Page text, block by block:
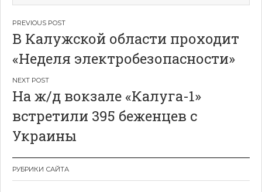
Навигация
по
записям
В Калужской области проходит
«Неделя электробезопасности»
На ж/д вокзале «Калуга-1»
встретили 395 беженцев с
Украины
РУБРИКИ САЙТА